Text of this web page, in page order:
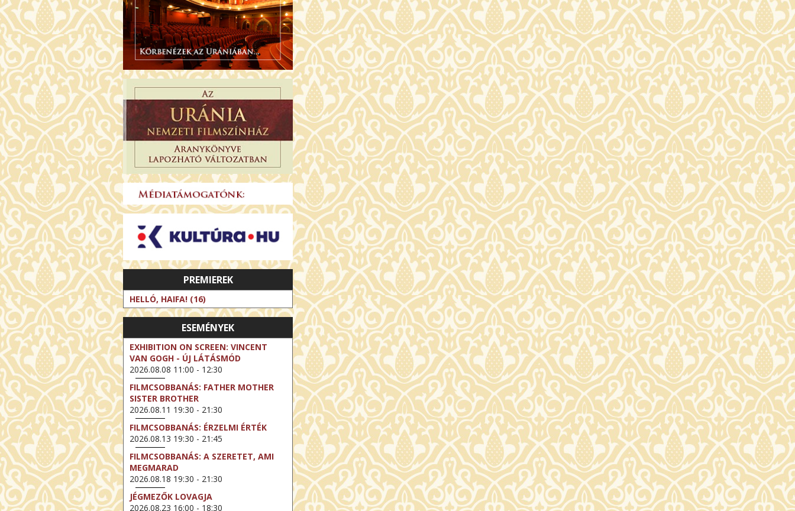
PREMIEREK
HELLÓ, HAIFA! (16)
ESEMÉNYEK
EXHIBITION ON SCREEN: VINCENT
VAN GOGH - ÚJ LÁTÁSMÓD
2026.08.08 11:00 - 12:30
FILMCSOBBANÁS: FATHER MOTHER
SISTER BROTHER
2026.08.11 19:30 - 21:30
FILMCSOBBANÁS: ÉRZELMI ÉRTÉK
2026.08.13 19:30 - 21:45
FILMCSOBBANÁS: A SZERETET, AMI
MEGMARAD
2026.08.18 19:30 - 21:30
JÉGMEZŐK LOVAGJA
2026.08.23 16:00 - 18:30